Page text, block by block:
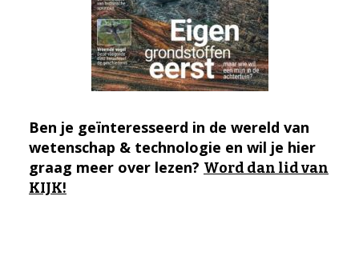
Ben je geïnteresseerd in de wereld van
wetenschap & technologie en wil je hier
graag meer over lezen? Word dan lid van
KIJK!